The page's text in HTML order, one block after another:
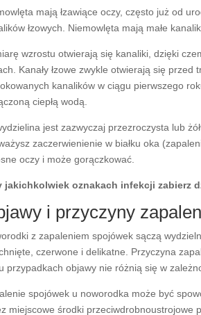
mają łzawiące oczy, często już od
łzowych. Niemowlęta mają małe
wzrostu otwierają się kanaliki, dzięki
Kanały łzowe zwykle otwierają się
kanalików w ciągu pierwszego
ciepłą wodą.
jest zazwyczaj przezroczysta lub
zaczerwienienie w białku oka
oczy i może gorączkować.
jakichkolwiek oznakach infekcji zabierz
i przyczyny
z zapaleniem spojówek sączą
czerwone i delikatne. Przyczyna
przypadkach objawy nie różnią się w
spojówek u noworodka może być
miejscowe środki przeciwdrobnoustrojowe